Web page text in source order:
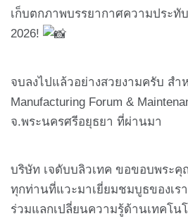
เก็บตกภาพบรรยากาศความประทั
2026!
จบลงไปแล้วอย่างสวยงามครับ สำ
Manufacturing Forum &
จ.พระนครศรีอยุธยา ที่ผ่านมา
บริษัท เจดับบลิวเทค ขอขอบพระคุ
ทุกท่านที่แวะมาเยี่ยมชมบูธของเร
ร่วมแลกเปลี่ยนความรู้ด้านเทคโน